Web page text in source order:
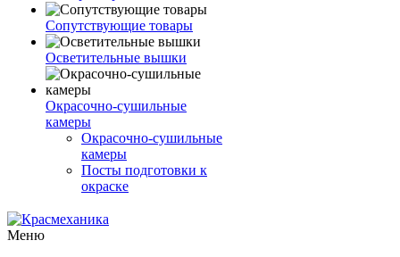
Сопутствующие товары
Осветительные вышки
Окрасочно-сушильные
камеры
Окрасочно-сушильные
камеры
Посты подготовки к
окраске
Меню